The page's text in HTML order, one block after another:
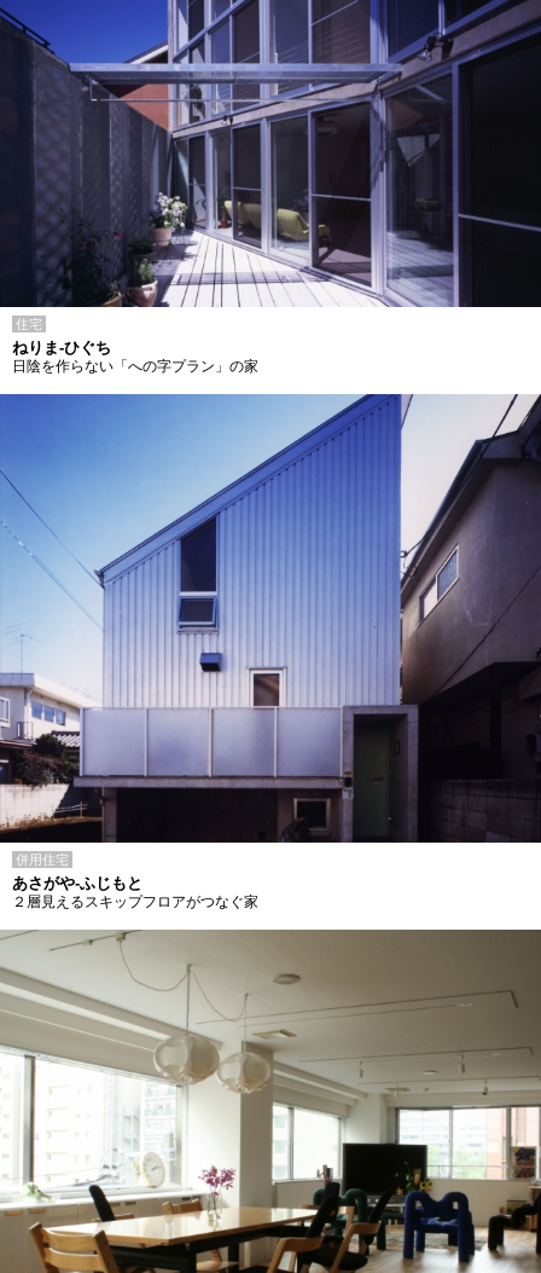
住宅
ねりま-ひぐち
日陰を作らない「への字プラン」の家
併用住宅
あさがや-ふじもと
２層見えるスキップフロアがつなぐ家